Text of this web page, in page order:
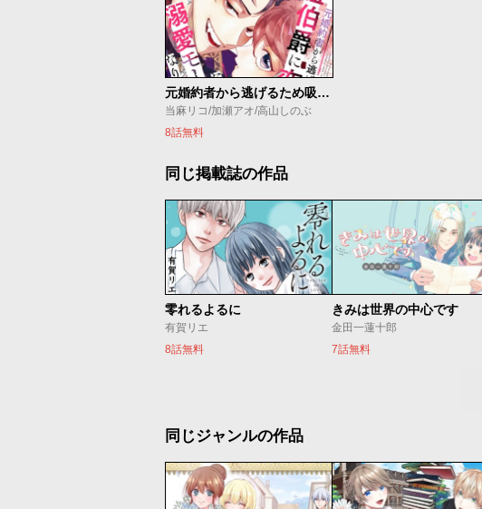
元婚約者から逃げるため吸血伯爵に恋人のフリをお願いしたら、なぜか溺愛モードになりました
当麻リコ/加瀬アオ/高山しのぶ
8話無料
同じ掲載誌の作品
零れるよるに
有賀リエ
8話無料
きみは世界の中心です
金田一蓮十郎
7話無料
同じジャンルの作品